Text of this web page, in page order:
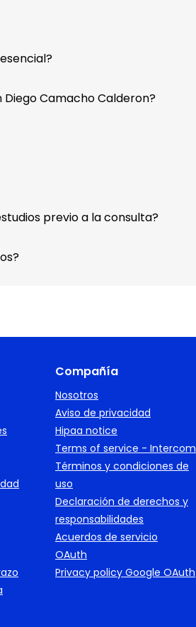
Camacho Calderon?
previo a la consulta?
Compañía
Nosotros
Aviso de privacidad
Hipaa notice
Terms of service - Intercom
Términos y condiciones de
uso
Declaración de derechos y
responsabilidades
Acuerdos de servicio
OAuth
Privacy policy Google OAuth